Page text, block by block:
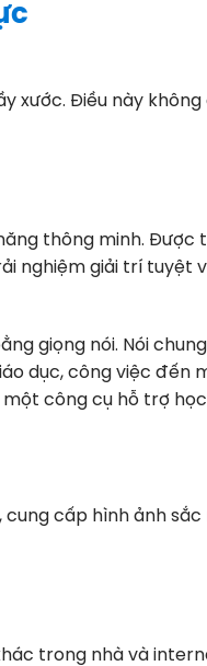
xước. Điều này
thông minh. Được
nghiệm giải trí tuyệt
giọng nói. Nói
dục, công việc đến
công cụ hỗ trợ
cấp hình ảnh
trong nhà và